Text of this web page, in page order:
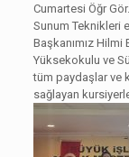
Cumartesi Öğr
Sunum Teknikleri
Başkanımız
Yüksekokulu ve
tüm paydaşlar ve
sağlayan